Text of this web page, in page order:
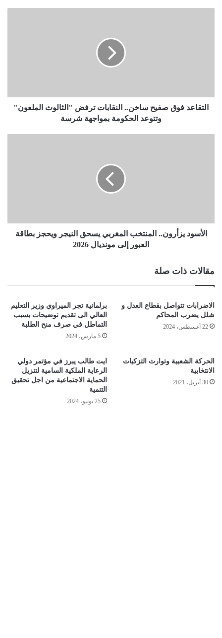
التقاعد فوق صفيح ساخن.. النقابات ترفض "الثالوث الملعون"
وتتوعد الحكومة بمواجهة شرسة
الأسود يزأرون.. المنتخب المغربي يسحق النيجر ويحجز بطاقة
العبور إلى مونديال 2026
مقالات ذات صلة
الاضرابات تتواصل بقطاع العدل و
شلل يضرب المحاكم
22 أغسطس، 2024
برلمانية تجر الميراوي وزير التعليم
العالي الى تقديم توضيحات بسبب
التماطل في صرف منح الطلبة
5 مارس، 2024
الحركة الشعبية وتوارث التزكيات
الانتخابية
30 أبريل، 2021
ايت طالب يبرز في مؤتمر دولي
الرعاية الملكية السامية لتنزيل
الحماية الاجتماعية من اجل تحقيق
التنمية
25 يونيو، 2024